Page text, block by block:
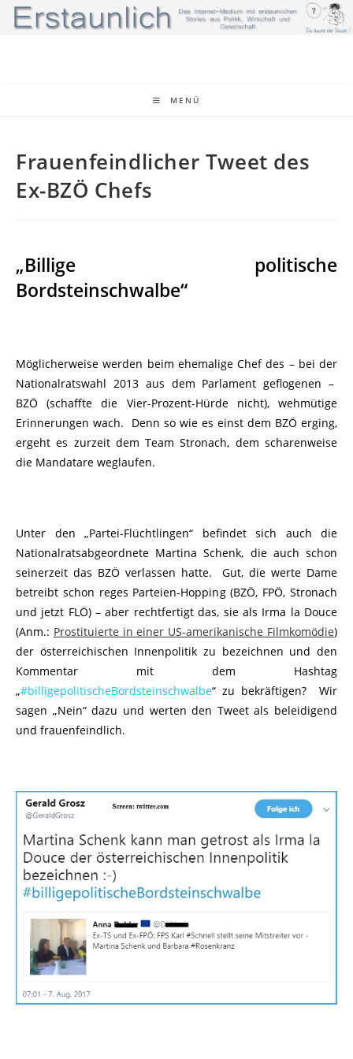
Zum
Inhalt
MENÜ
Frauenfeindlicher Tweet des
Ex-BZÖ Chefs
„Billige politische
Bordsteinschwalbe“
Möglicherweise werden beim ehemalige Chef des – bei der
Nationalratswahl 2013 aus dem Parlament geflogenen –
BZÖ (schaffte die Vier-Prozent-Hürde nicht), wehmütige
Erinnerungen wach. Denn so wie es einst dem BZÖ erging,
ergeht es zurzeit dem Team Stronach, dem scharenweise
die Mandatare weglaufen.
Unter den „Partei-Flüchtlingen“ befindet sich auch die
Nationalratsabgeordnete Martina Schenk, die auch schon
seinerzeit das BZÖ verlassen hatte. Gut, die werte Dame
betreibt schon reges Parteien-Hopping (BZÖ, FPÖ, Stronach
und jetzt FLÖ) – aber rechtfertigt das, sie als Irma la Douce
(Anm.: Prostituierte in einer US-amerikanische Filmkomödie)
der österreichischen Innenpolitik zu bezeichnen und den
Kommentar mit dem Hashtag
„#billigepolitischeBordsteinschwalbe“ zu bekräftigen? Wir
sagen „Nein“ dazu und werten den Tweet als beleidigend
und frauenfeindlich.